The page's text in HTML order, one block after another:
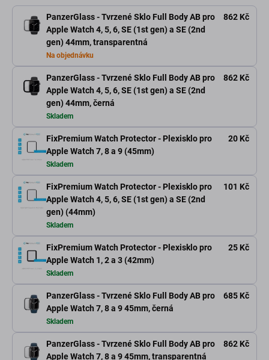
PanzerGlass - Tvrzené Sklo Full Body AB pro
Apple Watch 4, 5, 6, SE (1st gen) a SE (2nd
gen) 44mm, transparentná
862 Kč
Na objednávku
PanzerGlass - Tvrzené Sklo Full Body AB pro
Apple Watch 4, 5, 6, SE (1st gen) a SE (2nd
gen) 44mm, černá
862 Kč
Skladem
FixPremium Watch Protector - Plexisklo pro
Apple Watch 7, 8 a 9 (45mm)
20 Kč
Skladem
FixPremium Watch Protector - Plexisklo pro
Apple Watch 4, 5, 6, SE (1st gen) a SE (2nd
gen) (44mm)
101 Kč
Skladem
FixPremium Watch Protector - Plexisklo pro
Apple Watch 1, 2 a 3 (42mm)
25 Kč
Skladem
PanzerGlass - Tvrzené Sklo Full Body AB pro
Apple Watch 7, 8 a 9 45mm, černá
685 Kč
Skladem
PanzerGlass - Tvrzené Sklo Full Body AB pro
Apple Watch 7, 8 a 9 45mm, transparentná
862 Kč